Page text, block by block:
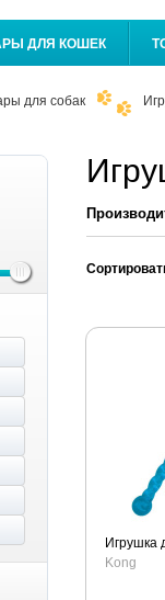
ДЛЯ КОШЕК
для собак
Игрушка
Kong